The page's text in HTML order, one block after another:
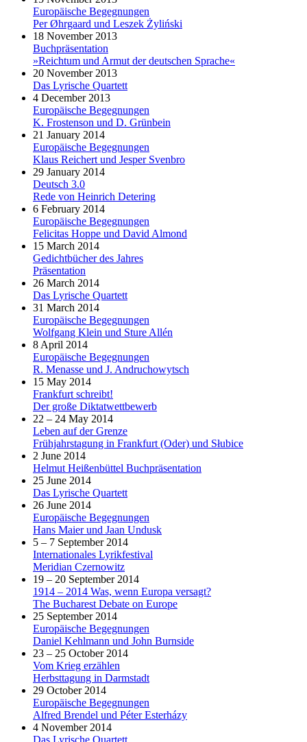
Europäische Begegnungen
Per Øhrgaard und Leszek Żyliński
18 November 2013
Buchpräsentation
»Reichtum und Armut der deutschen Sprache«
20 November 2013
Das Lyrische Quartett
4 December 2013
Europäische Begegnungen
K. Frostenson und D. Grünbein
21 January 2014
Europäische Begegnungen
Klaus Reichert und Jesper Svenbro
29 January 2014
Deutsch 3.0
Rede von Heinrich Detering
6 February 2014
Europäische Begegnungen
Felicitas Hoppe und David Almond
15 March 2014
Gedichtbücher des Jahres
Präsentation
26 March 2014
Das Lyrische Quartett
31 March 2014
Europäische Begegnungen
Wolfgang Klein und Sture Allén
8 April 2014
Europäische Begegnungen
R. Menasse und J. Andruchowytsch
15 May 2014
Frankfurt schreibt!
Der große Diktatwettbewerb
22 – 24 May 2014
Leben auf der Grenze
Frühjahrstagung in Frankfurt (Oder) und Słubice
2 June 2014
Helmut Heißenbüttel Buchpräsentation
25 June 2014
Das Lyrische Quartett
26 June 2014
Europäische Begegnungen
Hans Maier und Jaan Undusk
5 – 7 September 2014
Internationales Lyrikfestival
Meridian Czernowitz
19 – 20 September 2014
1914 – 2014 Was, wenn Europa versagt?
The Bucharest Debate on Europe
25 September 2014
Europäische Begegnungen
Daniel Kehlmann und John Burnside
23 – 25 October 2014
Vom Krieg erzählen
Herbsttagung in Darmstadt
29 October 2014
Europäische Begegnungen
Alfred Brendel und Péter Esterházy
4 November 2014
Das Lyrische Quartett